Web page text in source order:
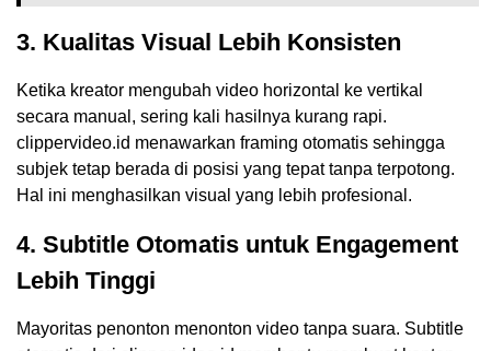
3. Kualitas Visual Lebih Konsisten
Ketika kreator mengubah video horizontal ke vertikal
secara manual, sering kali hasilnya kurang rapi.
clippervideo.id menawarkan framing otomatis sehingga
subjek tetap berada di posisi yang tepat tanpa terpotong.
Hal ini menghasilkan visual yang lebih profesional.
4. Subtitle Otomatis untuk Engagement
Lebih Tinggi
Mayoritas penonton menonton video tanpa suara. Subtitle